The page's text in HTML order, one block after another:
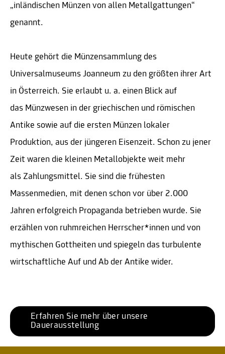
„inländischen Münzen von allen Metallgattungen“
genannt.
Heute gehört die Münzensammlung des
Universalmuseums Joanneum zu den größten ihrer Art
in Österreich. Sie erlaubt u. a. einen Blick auf
das Münzwesen in der griechischen und römischen
Antike sowie auf die ersten Münzen lokaler
Produktion, aus der jüngeren Eisenzeit. Schon zu jener
Zeit waren die kleinen Metallobjekte weit mehr
als Zahlungsmittel. Sie sind die frühesten
Massenmedien, mit denen schon vor über 2.000
Jahren erfolgreich Propaganda betrieben wurde. Sie
erzählen von ruhmreichen Herrscher*innen und von
mythischen Gottheiten und spiegeln das turbulente
wirtschaftliche Auf und Ab der Antike wider.
Erfahren Sie mehr über unsere
Dauerausstellung